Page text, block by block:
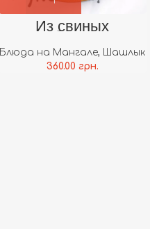
Из свиных
ребрышек
Блюда на Мангале, Шашлык
360.00 грн.